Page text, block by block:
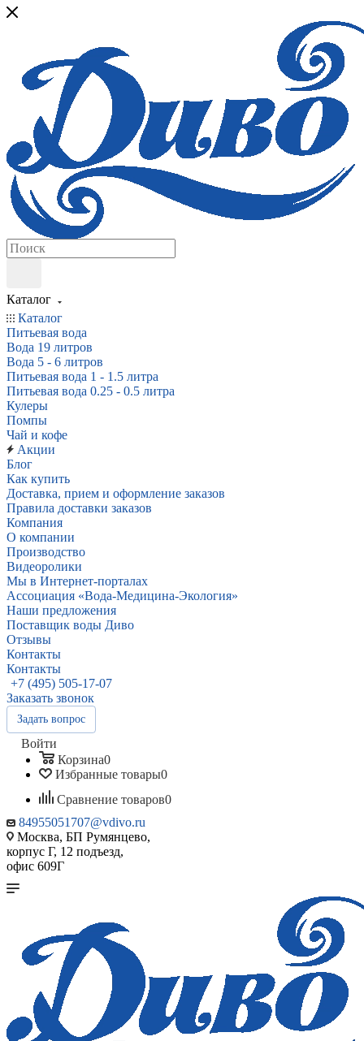
Каталог
Каталог
Питьевая вода
Вода 19 литров
Вода 5 - 6 литров
Питьевая вода 1 - 1.5 литра
Питьевая вода 0.25 - 0.5 литра
Кулеры
Помпы
Чай и кофе
Акции
Блог
Как купить
Доставка, прием и оформление заказов
Правила доставки заказов
Компания
О компании
Производство
Видеоролики
Мы в Интернет-порталах
Ассоциация «Вода-Медицина-Экология»
Наши предложения
Поставщик воды Диво
Отзывы
Контакты
Контакты
+7 (495) 505-17-07
Заказать звонок
Задать вопрос
Войти
Корзина0
Избранные товары0
Сравнение товаров0
84955051707@vdivo.ru
Москва, БП Румянцево,
корпус Г, 12 подъезд,
офис 609Г